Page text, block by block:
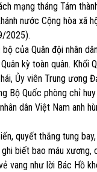
mạng tháng Tám
nước Cộng hòa xã
2025).
của Quân đội nhân
kỳ toàn quân. Khối
Ủy viên Trung ương
Bộ Quốc phòng chỉ
dân Việt Nam anh
quyết thắng tung
biết bao máu xương,
vang như lời Bác Hồ